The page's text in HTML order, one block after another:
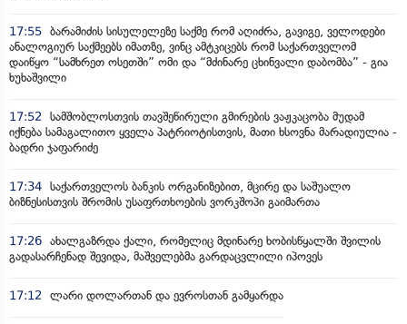
17:55 ბარამიძის სისულელეზე საქმე რომ აღიძრა, გავიგე, ველოდები
ანალოგიურ საქმეებს იმათზე, ვინც ამტკიცებს რომ საქართველომ
დაიწყო “სამხრეთ ოსეთში” ომი და “მძინარე ცხინვალი დაბომბა” - გია
ხუხაშვილი
17:52
სამშობლოსთვის თავშეწირული გმირების ვაჟკაცობა მუდამ
იქნება სამაგალითო ყველა პატრიოტისთვის, მათი ხსოვნა მარადიულია -
ბადრი ჯაფარიძე
17:34 საქართველოს ბანკის ორგანიზებით, მცირე და საშუალო
ბიზნესისთვის შრომის უსაფრთხოების ვორკშოპი გაიმართა
17:26 ახალგაზრდა ქალი, რომელიც მდინარე ხობისწყალში შვილის
გადასარჩენად შევიდა, მაშველებმა გარდაცვლილი იპოვეს
17:12 ლარი დოლართან და ევროსთან გამყარდა